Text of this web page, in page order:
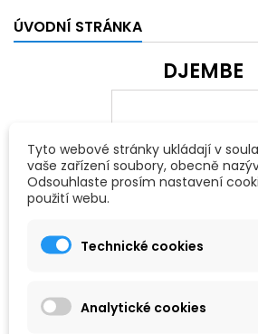
ÚVODNÍ STRÁNKA
DJEMBE
Tyto webové stránky ukládají v
vaše zařízení soubory, obecně
Odsouhlaste prosím nastavení
použití webu.
Technické cookies
Analytické cookies